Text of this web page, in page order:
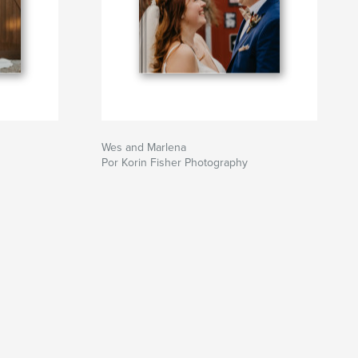
Wes and Marlena
Por Korin Fisher Photography